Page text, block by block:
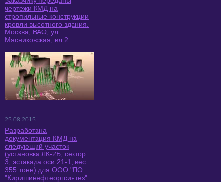
чертежи КМД на
стропильные конструкции
кровли высотного здания.
Москва, ВАО, ул.
Мясниковская, вл.2
25.08.2015
Разработана
документация КМД на
следующий участок
(установка ЛК-2Б, сектор
3, эстакада оси 21-1, вес
355 тонн) для ООО "ПО
"Киришинефтеоргсинтез".